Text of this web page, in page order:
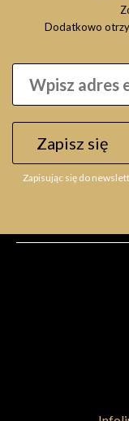
Dodatkowo
Zapisz się
Zapisując się do